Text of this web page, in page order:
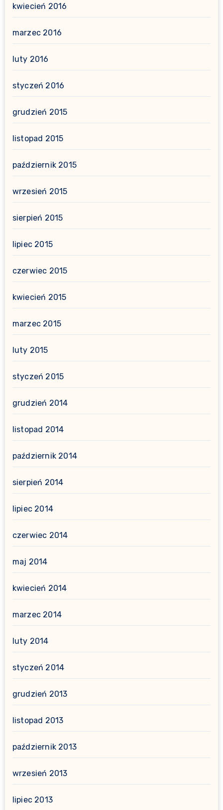
kwiecień 2016
marzec 2016
luty 2016
styczeń 2016
grudzień 2015
listopad 2015
październik 2015
wrzesień 2015
sierpień 2015
lipiec 2015
czerwiec 2015
kwiecień 2015
marzec 2015
luty 2015
styczeń 2015
grudzień 2014
listopad 2014
październik 2014
sierpień 2014
lipiec 2014
czerwiec 2014
maj 2014
kwiecień 2014
marzec 2014
luty 2014
styczeń 2014
grudzień 2013
listopad 2013
październik 2013
wrzesień 2013
lipiec 2013